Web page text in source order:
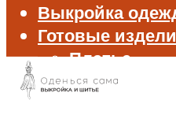
Выкройка
Готовые
Платье
Брюки